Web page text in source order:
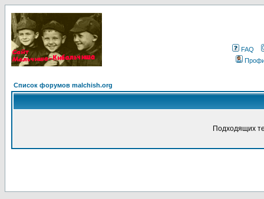
FAQ
Список форумов malchish.org
Подходящих